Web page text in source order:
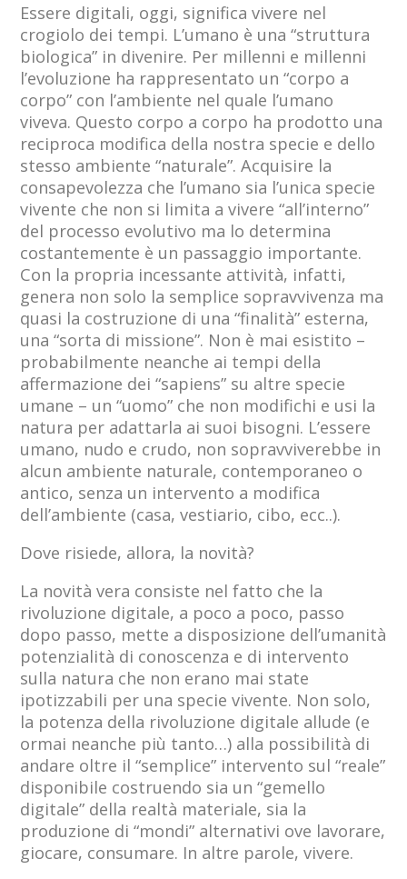
Essere digitali, oggi, significa vivere nel
crogiolo dei tempi. L’umano è una “struttura
biologica” in divenire. Per millenni e millenni
l’evoluzione ha rappresentato un “corpo a
corpo” con l’ambiente nel quale l’umano
viveva. Questo corpo a corpo ha prodotto una
reciproca modifica della nostra specie e dello
stesso ambiente “naturale”. Acquisire la
consapevolezza che l’umano sia l’unica specie
vivente che non si limita a vivere “all’interno”
del processo evolutivo ma lo determina
costantemente è un passaggio importante.
Con la propria incessante attività, infatti,
genera non solo la semplice sopravvivenza ma
quasi la costruzione di una “finalità” esterna,
una “sorta di missione”. Non è mai esistito –
probabilmente neanche ai tempi della
affermazione dei “sapiens” su altre specie
umane – un “uomo” che non modifichi e usi la
natura per adattarla ai suoi bisogni. L’essere
umano, nudo e crudo, non sopravviverebbe in
alcun ambiente naturale, contemporaneo o
antico, senza un intervento a modifica
dell’ambiente (casa, vestiario, cibo, ecc..).
Dove risiede, allora, la novità?
La novità vera consiste nel fatto che la
rivoluzione digitale, a poco a poco, passo
dopo passo, mette a disposizione dell’umanità
potenzialità di conoscenza e di intervento
sulla natura che non erano mai state
ipotizzabili per una specie vivente. Non solo,
la potenza della rivoluzione digitale allude (e
ormai neanche più tanto…) alla possibilità di
andare oltre il “semplice” intervento sul “reale”
disponibile costruendo sia un “gemello
digitale” della realtà materiale, sia la
produzione di “mondi” alternativi ove lavorare,
giocare, consumare. In altre parole, vivere.